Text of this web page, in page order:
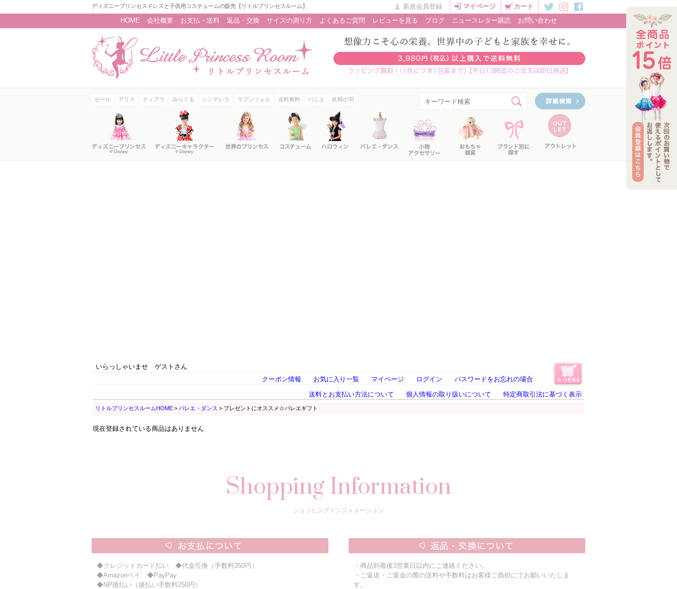
ディズニープリンセスドレスと子供用コスチュームの販売【リトルプリンセスルーム】 新規会員登録 マイページ
カート
HOME
会社概要 お支払・送料 返品・交換 サイズの測り方 よくあるご質問 レビューを見る ブログ ニュースレター購読 お問い合わせ
セール アリス ティアラ みらくる シンデレラ ラプンツェル 送料無料 パニエ 妖精の羽
いらっしゃいませ ゲストさん
クーポン情報
お気に入り一覧 マイページ ログイン
パスワードをお忘れの場合
送料とお支払い方法について
個人情報の取り扱いについて 特定商取引法に基づく表示
リトルプリンセスルームHOME > バレエ・ダンス > プレゼントにオススメ☆バレエギフト
現在登録されている商品はありません
Shopping Information
ショッピングインフォメーション
◆クレジットカード払い ◆代金引換（手数料350円）
◆Amazonペイ ◆PayPay
◆NP後払い（後払い手数料250円）
・商品到着後3営業日以内にご連絡ください。
・ご返送・ご返金の際の送料や手数料はお客様ご負担にてお願いいたしま
す。